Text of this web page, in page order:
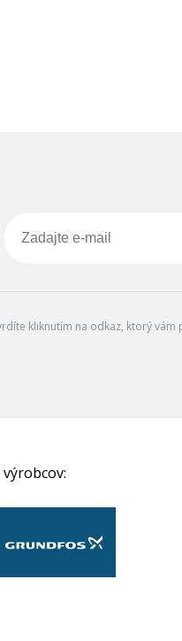
kliknutím na odkaz, ktorý vám